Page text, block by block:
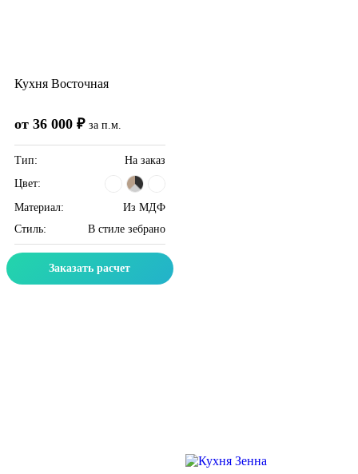
Кухня Восточная
от 36 000 ₽ за п.м.
Тип:
На заказ
Цвет:
Материал:
Из МДФ
Стиль:
В стиле зебрано
Заказать расчет